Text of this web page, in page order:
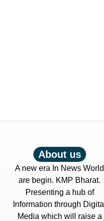
About us
A new era In News World
are begin. KMP Bharat.
Presenting a hub of
Information through Digital
Media which will raise a